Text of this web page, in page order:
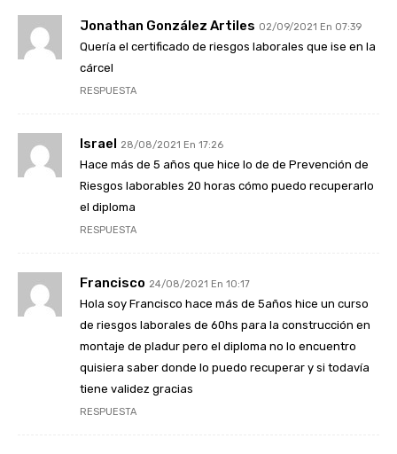
Jonathan González Artiles 02/09/2021 En 07:39
Quería el certificado de riesgos laborales que ise en la
cárcel
RESPUESTA
Israel 28/08/2021 En 17:26
Hace más de 5 años que hice lo de de Prevención de
Riesgos laborables 20 horas cómo puedo recuperarlo
el diploma
RESPUESTA
Francisco 24/08/2021 En 10:17
Hola soy Francisco hace más de 5años hice un curso
de riesgos laborales de 60hs para la construcción en
montaje de pladur pero el diploma no lo encuentro
quisiera saber donde lo puedo recuperar y si todavía
tiene validez gracias
RESPUESTA